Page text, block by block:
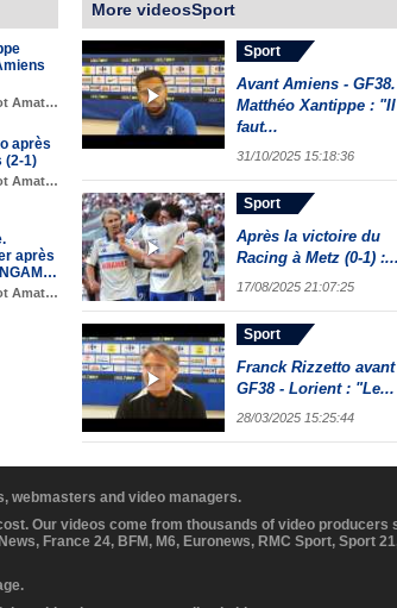
Amat…
après
(2-1)
Amat…
après
Amat…
More videosSport
Sport
Avant Amiens - GF38.
Matthéo Xantippe : "Il
faut...
31/10/2025 15:18:36
Sport
Après la victoire du
Racing à Metz (0-1) :...
17/08/2025 21:07:25
Sport
Franck Rizzetto avant
GF38 - Lorient : "Le...
28/03/2025 15:25:44
webmasters and video managers.
Our videos come from thousands of video producers
France 24, BFM, M6, Euronews, RMC Sport, Sport